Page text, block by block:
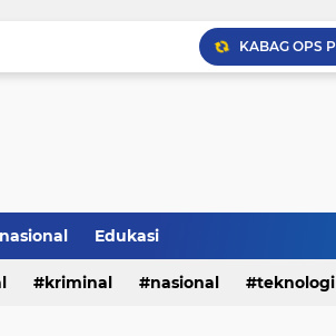
Edukasi
kriminal nasional teknologi